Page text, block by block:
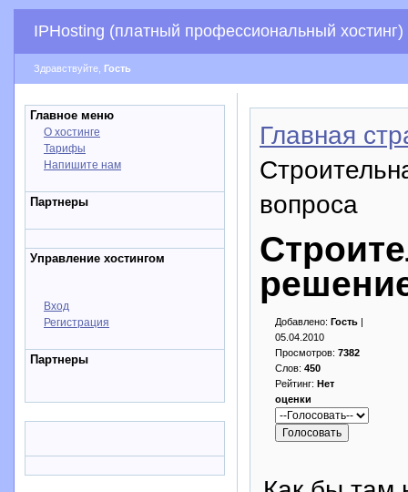
IPHosting (платный профессиональный хостинг)
Здравствуйте, Гость
Главное меню
О хостинге
Тарифы
Напишите нам
Партнеры
Управление хостингом
Вход
Регистрация
Партнеры
Главная
вопроса
Добавлено: Гость |
05.04.2010
Просмотров: 7382
Слов: 450
Рейтинг: Нет
оценки